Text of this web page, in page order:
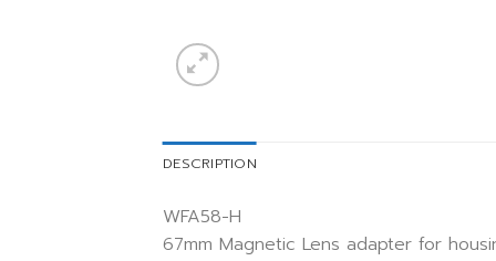
DESCRIPTION
WFA58-H
67mm Magnetic Lens adapter for